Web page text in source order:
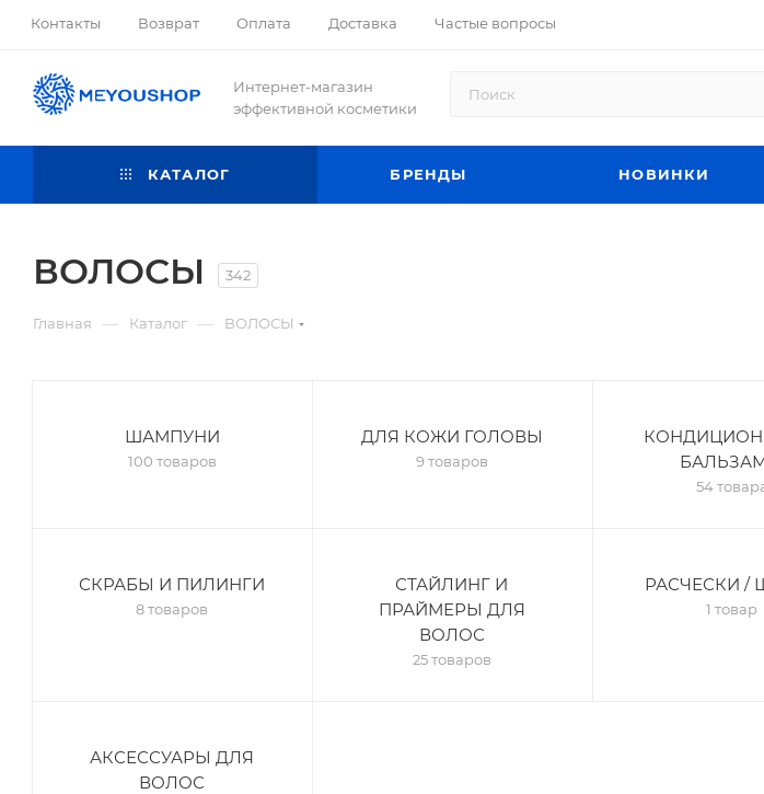
Контакты Возврат Оплата Доставка Частые вопросы
Интернет-магазин
эффективной косметики
КАТАЛОГ БРЕНДЫ НОВИНКИ
ВОЛОСЫ 342
Главная — Каталог — ВОЛОСЫ
ШАМПУНИ
100 товаров
ДЛЯ КОЖИ ГОЛОВЫ
9 товаров
54
СКРАБЫ И ПИЛИНГИ
8 товаров
СТАЙЛИНГ И
ПРАЙМЕРЫ ДЛЯ
ВОЛОС
25 товаров
РАСЧЕСКИ /
1 товар
АКСЕССУАРЫ ДЛЯ
ВОЛОС